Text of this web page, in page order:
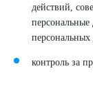
действий,
контроль за